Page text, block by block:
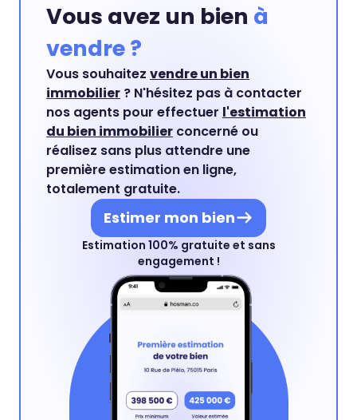
Vous avez un bien à
vendre ?
Vous souhaitez vendre un bien
immobilier ? N'hésitez pas à contacter
nos agents pour effectuer l'estimation
du bien immobilier concerné ou
réalisez sans plus attendre une
première estimation en ligne,
totalement gratuite.
Estimer mon bien
Estimation 100% gratuite et sans
engagement !